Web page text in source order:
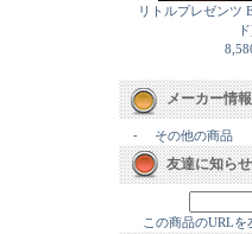
リトルプレゼンツ
メーカー情報
- その他の商品
友達に知ら
この商品のURL